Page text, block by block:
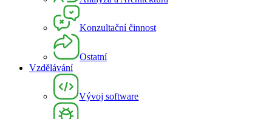
Konzultační činnost
Ostatní
Vzdělávání
Vývoj software